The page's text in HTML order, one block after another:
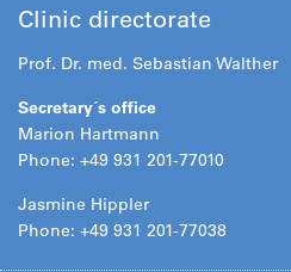
Clinic directorate
Prof. Dr. med. Sebastian Walther
Secretary´s office
Marion Hartmann
Phone: +49 931 201-77010
Jasmine Hippler
Phone: +49 931 201-77038